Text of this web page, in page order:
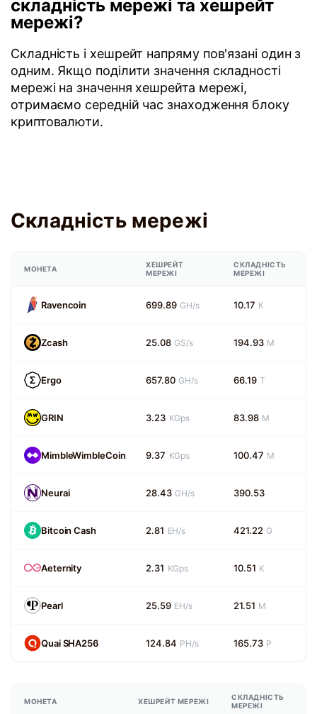
складність мережі та хешрейт
мережі?
Складність і хешрейт напряму пов'язані один з
одним. Якщо поділити значення складності
мережі на значення хешрейта мережі,
отримаємо середній час знаходження блоку
криптовалюти.
Складність мережі
МОНЕТА
ХЕШРЕЙТ
МЕРЕЖІ
СКЛАДНІСТЬ
МЕРЕЖІ
Ravencoin 699.89 GH/s 10.17 K
Zcash 25.08 GS/s 194.93 M
Ergo 657.80 GH/s 66.19 T
GRIN 3.23 KGps 83.98 M
MimbleWimbleCoin 9.37 KGps 100.47 M
Neurai 28.43 GH/s 390.53
Bitcoin Cash 2.81 EH/s 421.22 G
Aeternity 2.31 KGps 10.51 K
Pearl 25.59 EH/s 21.51 M
Quai SHA256 124.84 PH/s 165.73 P
МОНЕТА ХЕШРЕЙТ МЕРЕЖІ
СКЛАДНІСТЬ
МЕРЕЖІ